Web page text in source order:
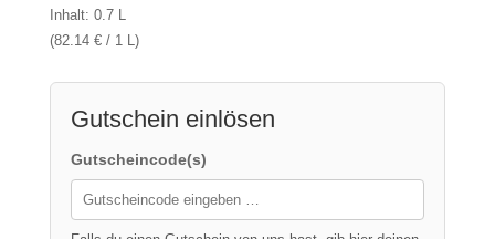
Inhalt: 0.7 L
(82.14 € / 1 L)
Gutschein einlösen
Gutscheincode(s)